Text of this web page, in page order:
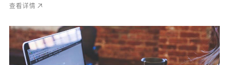
查看详情